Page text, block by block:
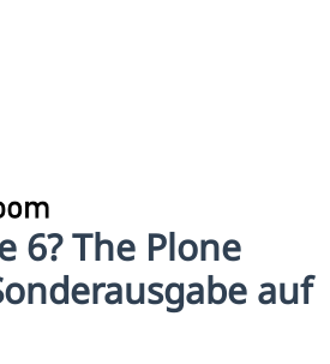
6? The Plone
auf